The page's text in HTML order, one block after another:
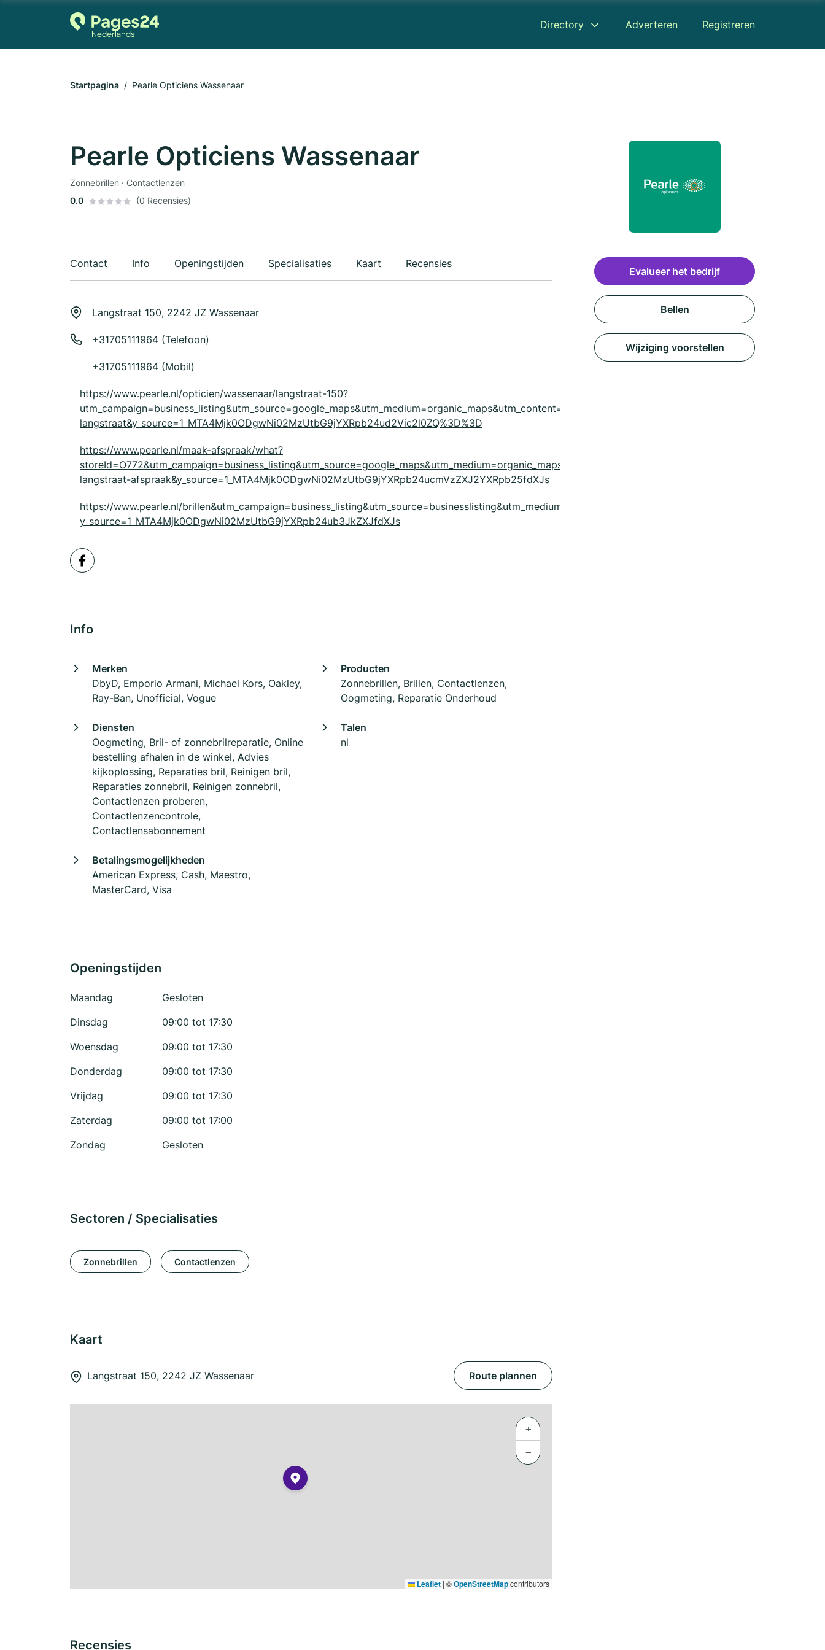
Directory Adverteren Registreren
Startpagina Pearle Opticiens Wassenaar
Pearle Opticiens Wassenaar
Zonnebrillen · Contactlenzen
0.0
(0 Recensies)
Contact Info Openingstijden Specialisaties Kaart Recensies
Langstraat 150, 2242 JZ Wassenaar
+31705111964 (Telefoon)
+31705111964 (Mobil)
https://www.pearle.nl/opticien/wassenaar/langstraat-150?
utm_campaign=business_listing&utm_source=google_maps&utm_medium=organic_maps&utm_content=wassenaar-
langstraat&y_source=1_MTA4Mjk0ODgwNi02MzUtbG9jYXRpb24ud2Vic2l0ZQ%3D%3D
https://www.pearle.nl/maak-afspraak/what?
storeId=O772&utm_campaign=business_listing&utm_source=google_maps&utm_medium=organic_maps&utm_content=wassenaar-
langstraat-afspraak&y_source=1_MTA4Mjk0ODgwNi02MzUtbG9jYXRpb24ucmVzZXJ2YXRpb25fdXJs
https://www.pearle.nl/brillen&utm_campaign=business_listing&utm_source=businesslisting&utm_medium=listing&utm_content=order_url?
y_source=1_MTA4Mjk0ODgwNi02MzUtbG9jYXRpb24ub3JkZXJfdXJs
Info
Merken
DbyD, Emporio Armani, Michael Kors, Oakley,
Ray-Ban, Unofficial, Vogue
Producten
Zonnebrillen, Brillen, Contactlenzen,
Oogmeting, Reparatie Onderhoud
Diensten
Oogmeting, Bril- of zonnebrilreparatie, Online
bestelling afhalen in de winkel, Advies
kijkoplossing, Reparaties bril, Reinigen bril,
Reparaties zonnebril, Reinigen zonnebril,
Contactlenzen proberen,
Contactlenzencontrole,
Contactlensabonnement
Talen
nl
Betalingsmogelijkheden
American Express, Cash, Maestro,
MasterCard, Visa
Openingstijden
Maandag
Gesloten
Dinsdag
09:00 tot 17:30
Woensdag
09:00 tot 17:30
Donderdag
09:00 tot 17:30
Vrijdag
09:00 tot 17:30
Zaterdag
09:00 tot 17:00
Zondag
Gesloten
Sectoren / Specialisaties
Zonnebrillen Contactlenzen
Kaart
Langstraat 150, 2242 JZ Wassenaar Route plannen
+
−
Leaflet | ©OpenStreetMapcontributors
Recensies
Evalueer het bedrijf
Bellen
Wijziging voorstellen